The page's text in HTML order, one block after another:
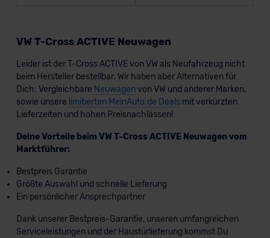
VW T-Cross ACTIVE Neuwagen
Leider ist der T-Cross ACTIVE von VW als Neufahrzeug nicht
beim Hersteller bestellbar. Wir haben aber Alternativen für
Dich: Vergleichbare Neuwagenvon VW und anderer Marken,
sowie unsere limitierten MeinAuto.de Dealsmit verkürzten
Lieferzeiten und hohen Preisnachlässen!
Deine Vorteile beim VW T-Cross ACTIVE Neuwagen vom
Marktführer:
Bestpreis Garantie
Größte Auswahl und schnelle Lieferung
Ein persönlicher Ansprechpartner
Dank unserer Bestpreis-Garantie, unseren umfangreichen
Serviceleistungen und der Haustürlieferung kommst Du